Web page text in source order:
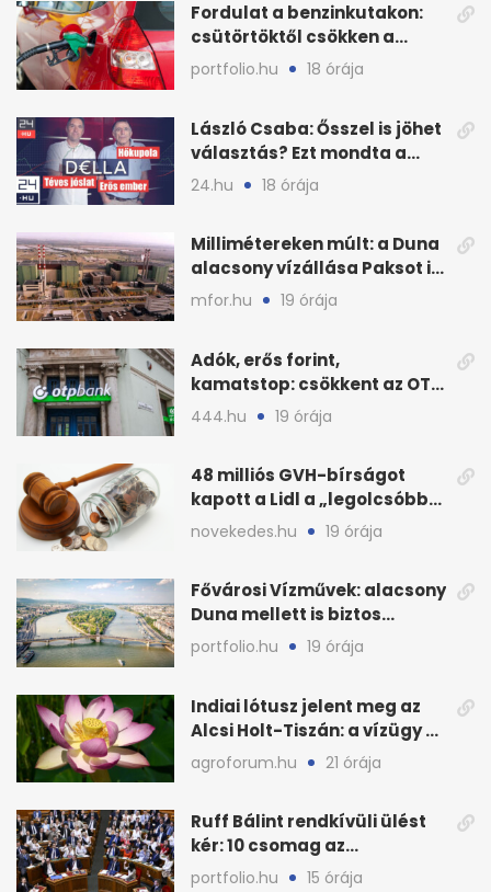
Fordulat a benzinkutakon:
csütörtöktől csökken a
benzin nagykerára
portfolio.hu 18 órája
László Csaba: Ősszel is jöhet
választás? Ezt mondta a
Dellában
24.hu 18 órája
Millimétereken múlt: a Duna
alacsony vízállása Paksot is
veszélyeztette
mfor.hu 19 órája
Adók, erős forint,
kamatstop: csökkent az OTP
eredménye
444.hu 19 órája
48 milliós GVH-bírságot
kapott a Lidl a „legolcsóbb”
állítás miatt
novekedes.hu 19 órája
Fővárosi Vízművek: alacsony
Duna mellett is biztos
Budapest ivóvize
portfolio.hu 19 órája
Indiai lótusz jelent meg az
Alcsi Holt-Tiszán: a vízügy a
stégtulajdonosokat kéri
agroforum.hu 21 órája
Ruff Bálint rendkívüli ülést
kér: 10 csomag az
Országgyűlés előtt
portfolio.hu 15 órája